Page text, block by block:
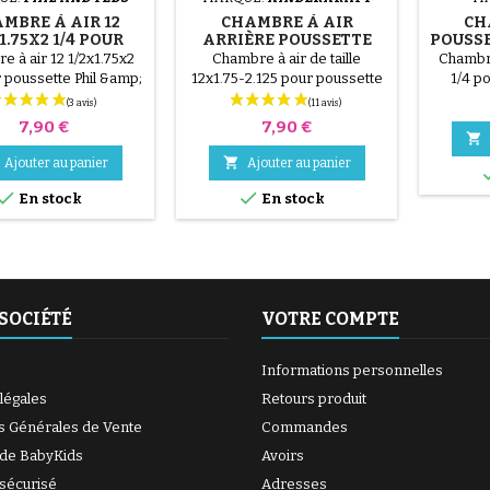
À AIR 12
1/4 POUR
PHIL AND
TEDS
à air 12 1/2x1.75x2
poussette Phil &amp;
V1, Classic V2,
Hammerhead,
Smart, Sport, Sport
Prix
7,90 €
Ajouter au panier
En stock
CHAMBRE À AIR
ARRIÈRE POUSSETTE
KINDERKRAFT MOOV ET
PRIME
Chambre à air de taille
12x1.75-2.125 pour poussette
Kinderkraft Moov et Prime
Prix
7,90 €
 Ajouter au panier
 En stock
1/4

Générales de Vente
BabyKids
VOTRE COMPTE
Informations personnelles
Retours produit
Commandes
Avoirs
Adresses